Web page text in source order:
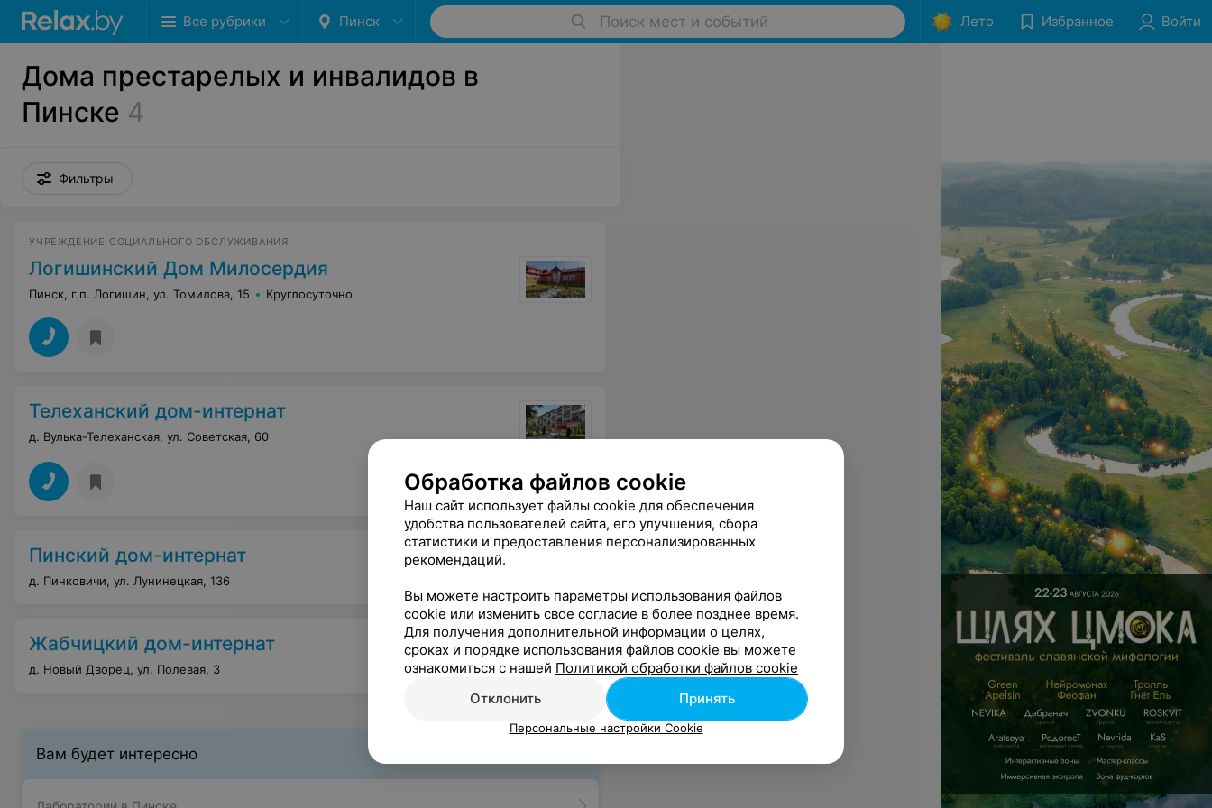
Все рубрики Пинск Поиск мест и событий Лето Избранное Войти
Дома престарелых и инвалидов в
Пинске 4
Фильтры
УЧРЕЖДЕНИЕ СОЦИАЛЬНОГО ОБСЛУЖИВАНИЯ
Логишинский Дом Милосердия
Пинск, г.п. Логишин, ул. Томилова, 15 Круглосуточно
Телеханский дом-интернат
д. Вулька-Телеханская, ул. Советская, 60
Пинский дом-интернат
д. Пинковичи, ул. Лунинецкая, 136
Жабчицкий дом-интернат
д. Новый Дворец, ул. Полевая, 3
Вам будет интересно
Обработка файлов cookie
Наш сайт использует файлы cookie для обеспечения
удобства пользователей сайта, его улучшения, сбора
статистики и предоставления персонализированных
рекомендаций.
Вы можете настроить параметры использования файлов
cookie или изменить свое согласие в более позднее время.
Для получения дополнительной информации о целях,
сроках и порядке использования файлов cookie вы можете
ознакомиться с нашей Политикой обработки файлов cookie
Отклонить
Принять
Персональные настройки Cookie